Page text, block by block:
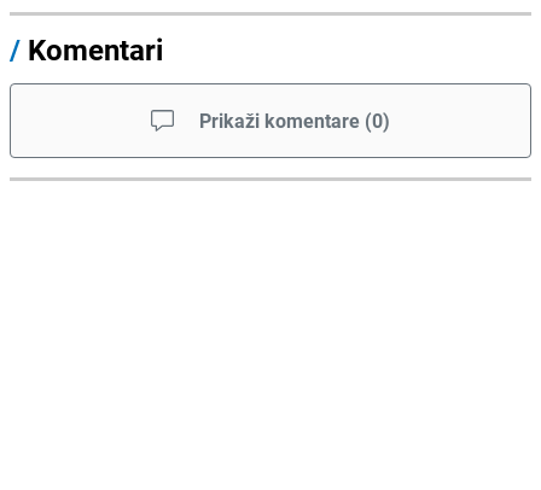
/ Komentari
Prikaži komentare (0)